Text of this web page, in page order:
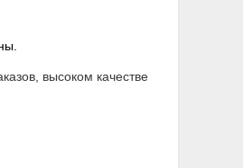
высоком качестве